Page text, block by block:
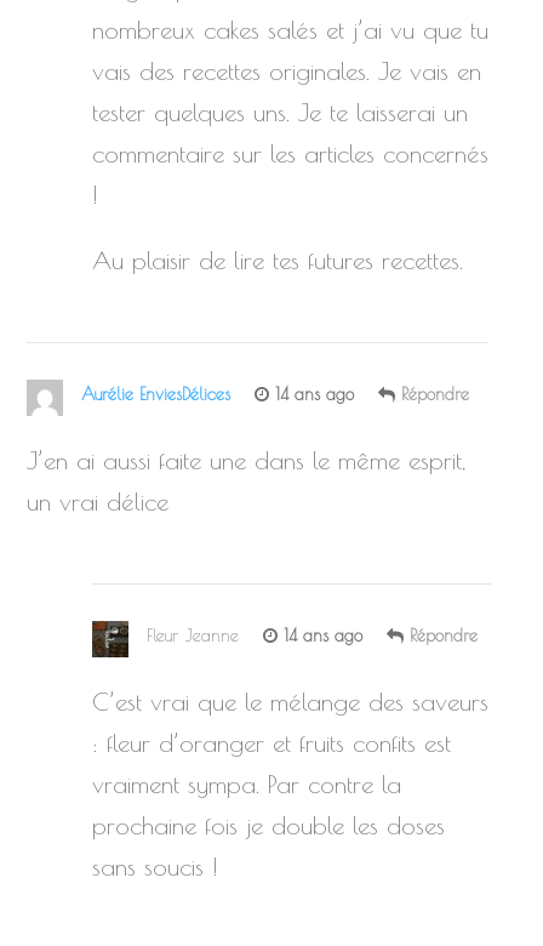
nombreux cakes salés et j’ai vu que tu
vais des recettes originales. Je vais en
tester quelques uns. Je te laisserai un
commentaire sur les articles concernés
!
Au plaisir de lire tes futures recettes.
Aurélie EnviesDélices 14 ans ago Répondre
J’en ai aussi faite une dans le même esprit,
un vrai délice
Fleur Jeanne 14 ans ago Répondre
C’est vrai que le mélange des saveurs
: fleur d’oranger et fruits confits est
vraiment sympa. Par contre la
prochaine fois je double les doses
sans soucis !